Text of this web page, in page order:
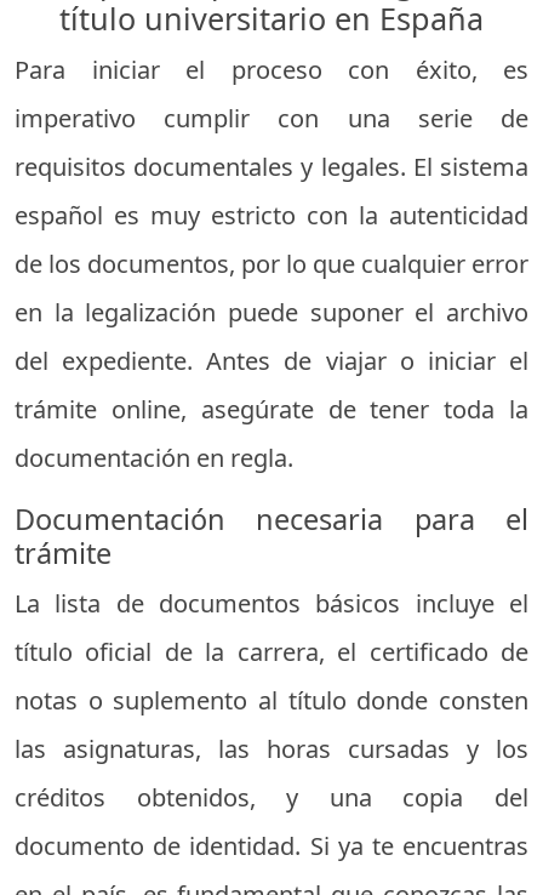
título universitario en España
Para iniciar el proceso con éxito, es
imperativo cumplir con una serie de
requisitos documentales y legales. El sistema
español es muy estricto con la autenticidad
de los documentos, por lo que cualquier error
en la legalización puede suponer el archivo
del expediente. Antes de viajar o iniciar el
trámite online, asegúrate de tener toda la
documentación en regla.
Documentación necesaria para el
trámite
La lista de documentos básicos incluye el
título oficial de la carrera, el certificado de
notas o suplemento al título donde consten
las asignaturas, las horas cursadas y los
créditos obtenidos, y una copia del
documento de identidad. Si ya te encuentras